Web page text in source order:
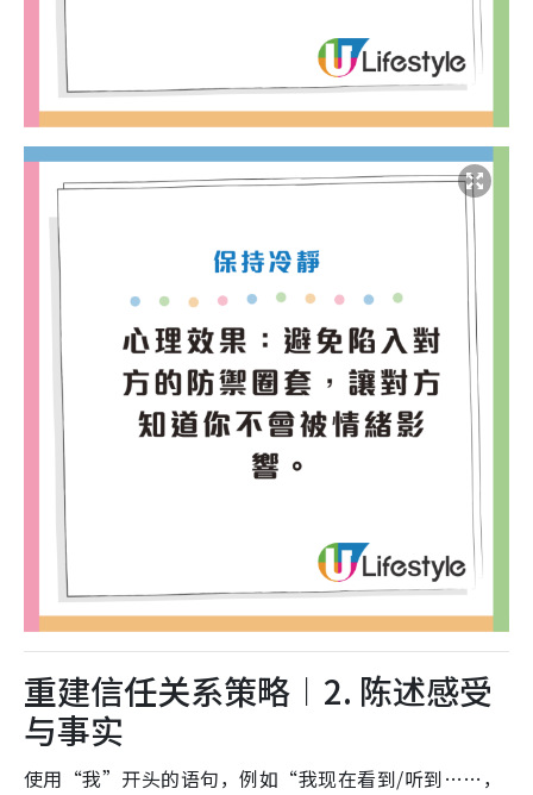
重建信任关系策略︱2. 陈述感受
与事实
使用“我”开头的语句，例如“我现在看到/听到……，